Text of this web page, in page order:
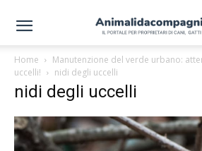
Home
Manutenzione del verde urbano:
uccelli!
nidi degli uccelli
nidi degli uccelli